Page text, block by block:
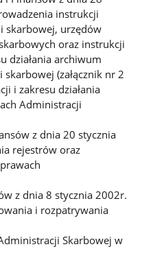
instrukcji
skarbowej, urzędów
oraz instrukcji
działania archiwum
(załącznik nr 2
i zakresu działania
Administracji
z dnia 20 stycznia
rejestrów oraz
z dnia 8 stycznia 2002r.
i rozpatrywania
Skarbowej w